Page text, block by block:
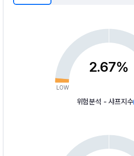
2.67%
LOW
위험분석 - 샤프지수